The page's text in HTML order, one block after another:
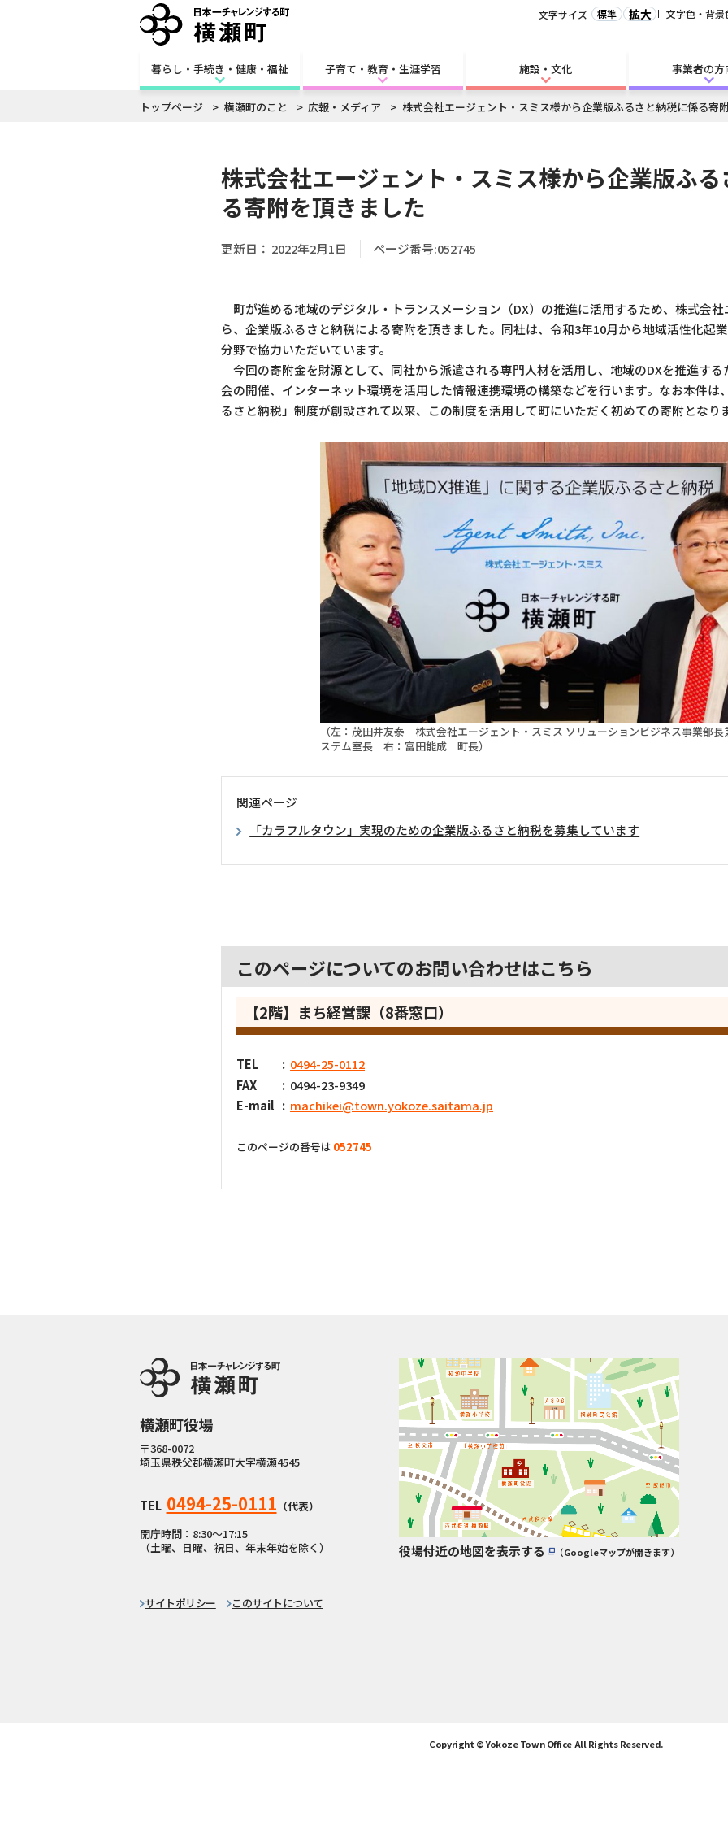
文字サイズ 標準 拡大 文字色・背景
暮らし・手続き・健康・福祉 子育て・教育・生涯学習 施設・文化 事業者の方
トップページ 横瀬町のこと 広報・メディア 株式会社エージェント・スミス様から企業版ふるさと納税に係る寄
株式会社エージェント・スミス様から企業版ふ
る寄附を頂きました
更新日： 2022年2月1日 ページ番号:052745
町が進める地域のデジタル・トランスメーション（DX）の推進に活用するため、株式会
ら、企業版ふるさと納税による寄附を頂きました。同社は、令和3年10月から地域活性化起
分野で協力いただいています。
今回の寄附金を財源として、同社から派遣される専門人材を活用し、地域のDXを推進す
会の開催、インターネット環境を活用した情報連携環境の構築などを行います。なお本件は
るさと納税」制度が創設されて以来、この制度を活用して町にいただく初めての寄附となり
（左：茂田井友泰 株式会社エージェント・スミス ソリューションビジネス事業部長
ステム室長 右：富田能成 町長）
関連ページ
「カラフルタウン」実現のための企業版ふるさと納税を募集しています
このページについてのお問い合わせはこちら
【2階】まち経営課（8番窓口）
TEL
0494-25-0112
FAX
0494-23-9349
E-mail
machikei@town.yokoze.saitama.jp
このページの番号は 052745
横瀬町役場
〒368-0072
埼玉県秩父郡横瀬町大字横瀬4545
TEL 0494-25-0111 （代表）
開庁時間：8:30〜17:15
（土曜、日曜、祝日、年末年始を除く）
役場付近の地図を表示する （Googleマップが開きます）
サイトポリシー このサイトについて
Copyright © Yokoze Town Office All Rights Reserved.